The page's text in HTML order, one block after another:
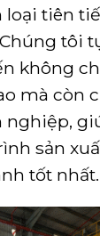
tiên
tôi
không
mà còn
nghiệp,
sản
tốt nhất.